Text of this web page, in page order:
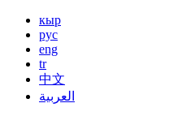
кыр
рус
eng
tr
中文
العربية